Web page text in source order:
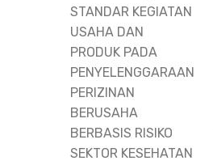
STANDAR KEGIATAN
USAHA DAN
PRODUK PADA
PENYELENGGARAAN
PERIZINAN
BERUSAHA
BERBASIS RISIKO
SEKTOR KESEHATAN